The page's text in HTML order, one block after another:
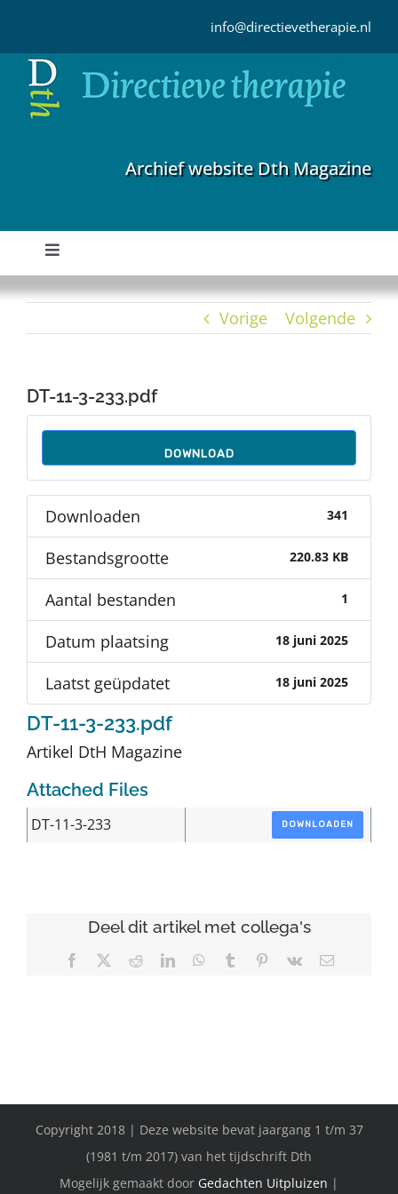
inhoud
info@directievetherapie.nl
Archief website Dth Magazine
Toggle
Navigation
Home
Auteurs
Over Dth
Contact
Vorige Volgende
DT-11-3-233.pdf
DOWNLOAD
Downloaden 341
Bestandsgrootte 220.83 KB
Aantal bestanden 1
Datum plaatsing 18 juni 2025
Laatst geüpdatet 18 juni 2025
DT-11-3-233.pdf
Artikel DtH Magazine
Attached Files
DT-11-3-233 DOWNLOADEN
Deel dit artikel met collega's
Facebook RedditLinkedInWhatsApp
Tumblr Pinterest
Vk
E-
Copyright 2018 | Deze website bevat jaargang 1 t/m 37
(1981 t/m 2017) van het tijdschrift Dth
Mogelijk gemaakt door Gedachten Uitpluizen |